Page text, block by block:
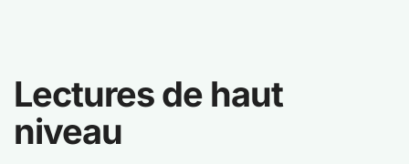
Lectures de haut
niveau